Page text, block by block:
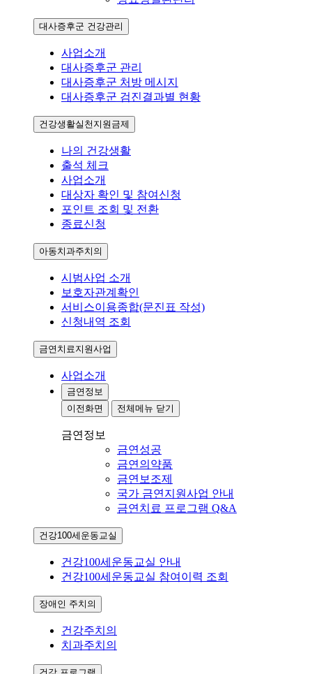
대사증후군 건강관리
사업소개
대사증후군 관리
대사증후군 처방 메시지
대사증후군 검진결과별 현황
건강생활실천지원금제
나의 건강생활
출석 체크
사업소개
대상자 확인 및 참여신청
포인트 조회 및 전환
종료신청
아동치과주치의
시범사업 소개
보호자관계확인
서비스이용종합(문진표 작성)
신청내역 조회
금연치료지원사업
사업소개
금연정보
이전화면
전체메뉴 닫기
금연정보
금연성공
금연의약품
금연보조제
국가 금연지원사업 안내
금연치료 프로그램 Q&A
건강100세운동교실
건강100세운동교실 안내
건강100세운동교실 참여이력 조회
장애인 주치의
건강주치의
치과주치의